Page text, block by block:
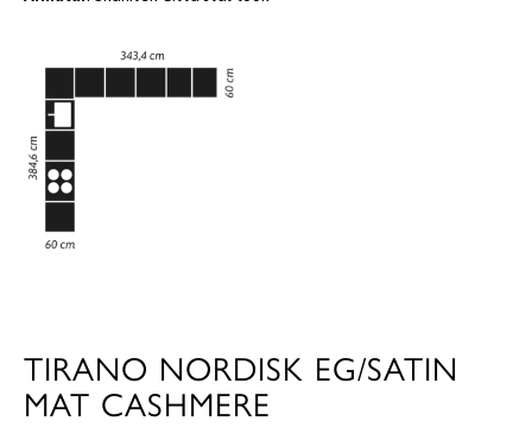
TIRANO NORDISK EG/SATIN
MAT CASHMERE